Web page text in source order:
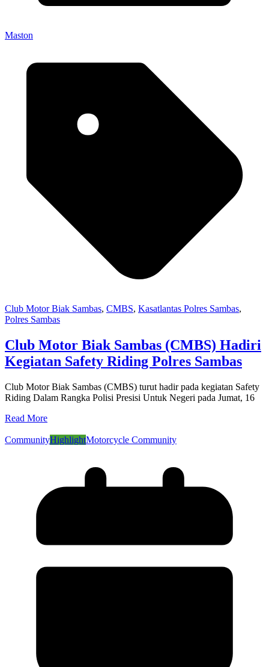
Maston
Club Motor Biak Sambas, CMBS, Kasatlantas Polres Sambas,
Polres Sambas
Club Motor Biak Sambas (CMBS) Hadiri
Kegiatan Safety Riding Polres Sambas
Club Motor Biak Sambas (CMBS) turut hadir pada kegiatan Safety
Riding Dalam Rangka Polisi Presisi Untuk Negeri pada Jumat, 16
Read More
CommunityHighlightMotorcycle Community